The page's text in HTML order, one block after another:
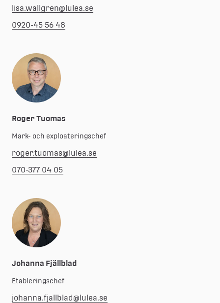
lisa.wallgren@lulea.se
0920-45 56 48
Roger Tuomas
Mark- och exploateringschef
roger.tuomas@lulea.se
070-377 04 05
Johanna Fjällblad
Etableringschef
johanna.fjallblad@lulea.se